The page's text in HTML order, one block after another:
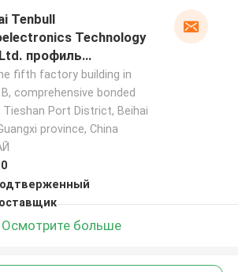
Tenbull
Technology
профиль
fifth factory building in
comprehensive bonded
Tieshan Port District, Beihai
province, China
Осмотрите больше